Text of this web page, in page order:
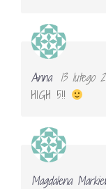
Anna
13 lutego
HIGH 5!!
Magdalena